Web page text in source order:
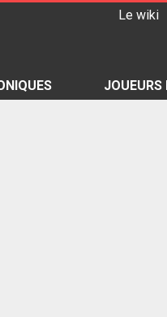
Le wiki
JOUEURS